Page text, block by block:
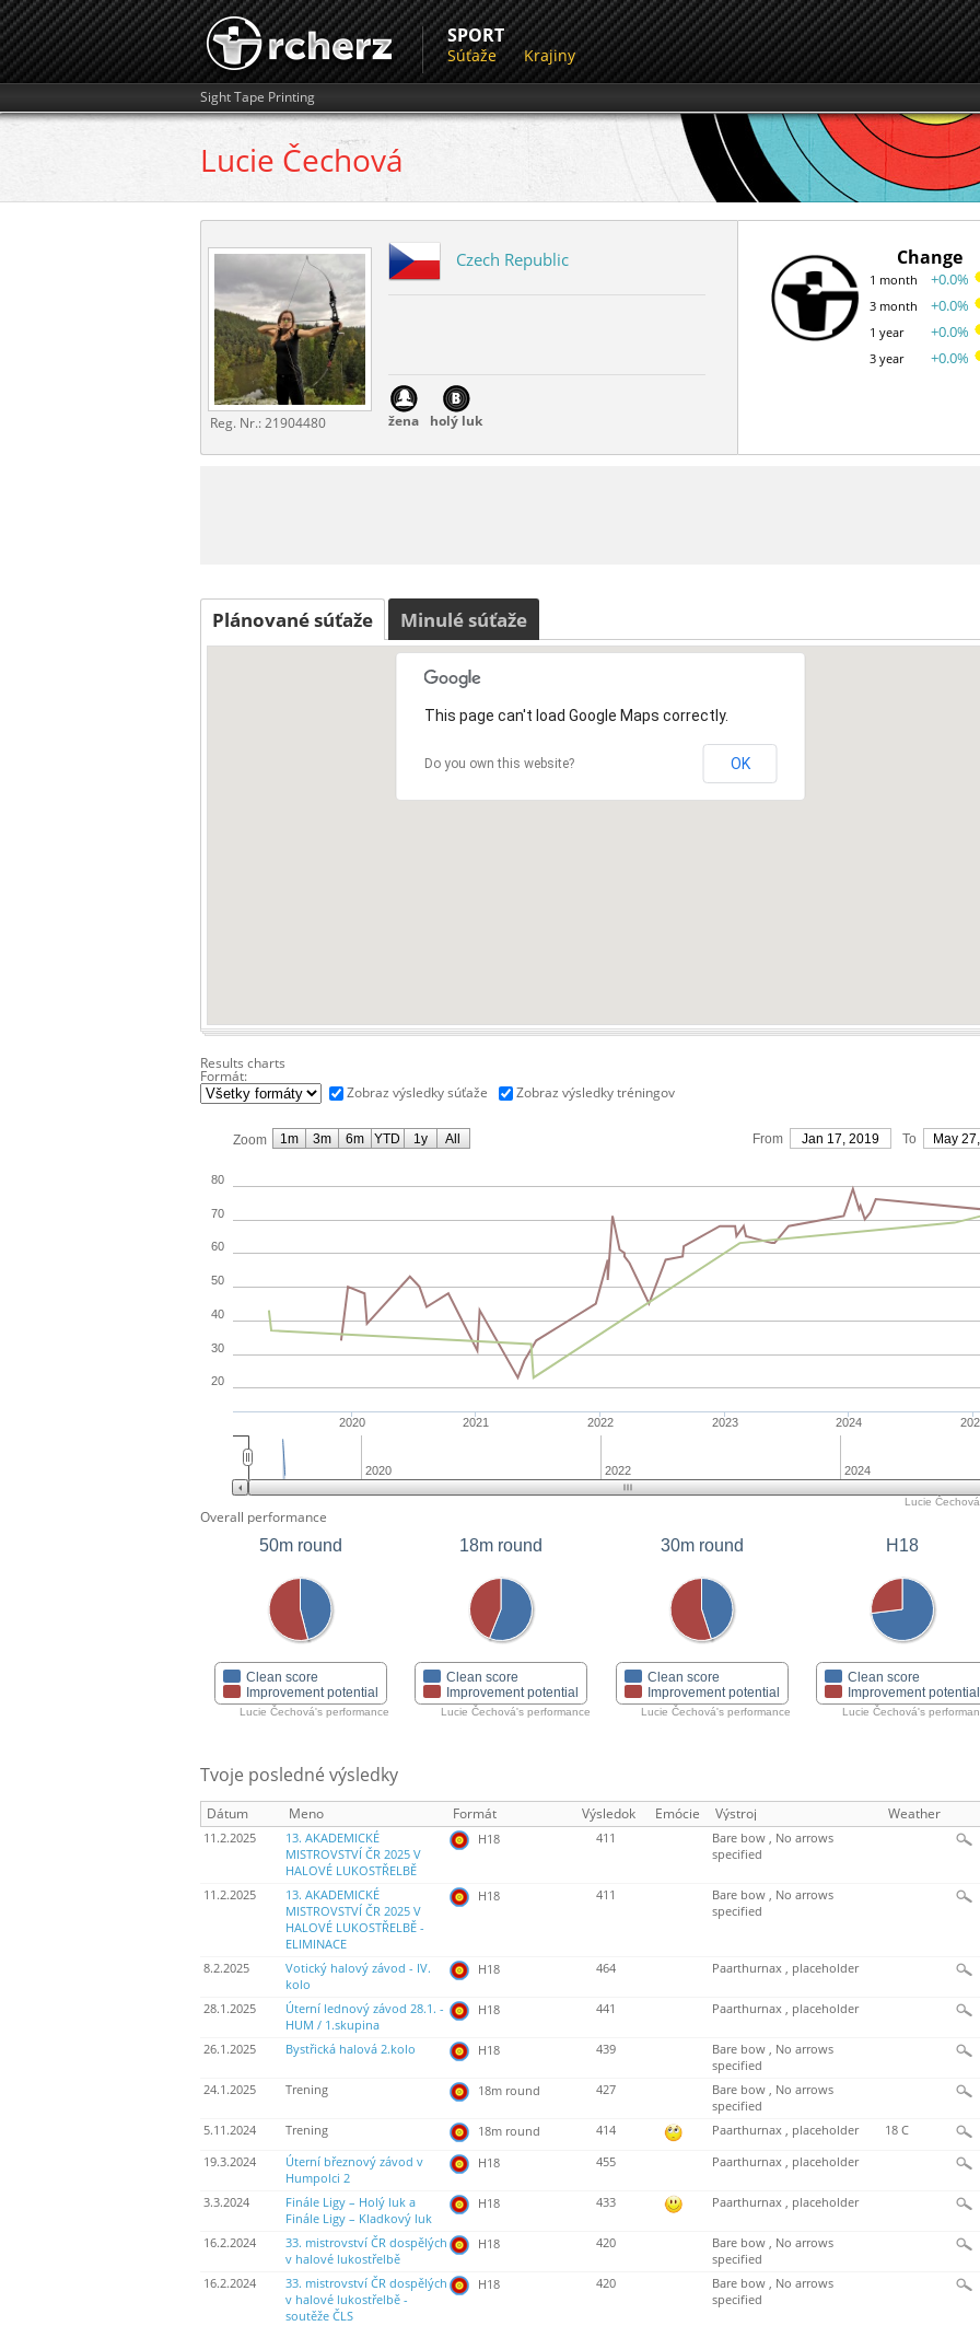
SPORT
Súťaže Krajiny
Sight Tape Printing
Lucie Čechová
Reg. Nr.:21904480
Czech Republic
žena holý luk
Change
1 month
3 month
1 year
3 year
+0.0%
+0.0%
+0.0%
+0.0%
Plánované súťaže Minulé súťaže
This page can't load Google Maps correctly.
Do you own this website? OK
Results charts
Formát:
Zobraz výsledky súťaže
Zobraz výsledky tréningov
Zoom From Jan 17, 2019 To May
2020 2021 2022 2023 2024
20
30
40
50
60
70
80
2020 2022 2024
1m 3m 6m YTD 1y All
Lucie
Overall performance
50m round
Clean score
Improvement potential
Lucie Čechová's performance
18m round
Clean score
Improvement potential
Lucie Čechová's performance
30m round
Clean score
Improvement potential
Lucie Čechová's performance
H18
Clean score
Improvement potential
Lucie Čechová's
Tvoje posledné výsledky
Dátum Meno Formát Výsledok Emócie Výstroj Weather
11.2.2025
13. AKADEMICKÉ
MISTROVSTVÍ ČR 2025 V
HALOVÉ LUKOSTŘELBĚ
H18 411
Bare bow , No arrows
specified
11.2.2025
13. AKADEMICKÉ
MISTROVSTVÍ ČR 2025 V
HALOVÉ LUKOSTŘELBĚ -
ELIMINACE
H18 411
Bare bow , No arrows
specified
8.2.2025
Votický halový závod - IV.
kolo
H18 464 Paarthurnax , placeholder
28.1.2025
Úterní lednový závod 28.1. -
HUM / 1.skupina
H18 441 Paarthurnax , placeholder
26.1.2025 Bystřická halová 2.kolo H18 439
Bare bow , No arrows
specified
24.1.2025
Trening 18m round 427
Bare bow , No arrows
specified
5.11.2024
Trening 18m round 414 Paarthurnax , placeholder 18 C
19.3.2024
Úterní březnový závod v
Humpolci 2
H18 455 Paarthurnax , placeholder
3.3.2024
Finále Ligy – Holý luk a
Finále Ligy – Kladkový luk
H18 433 Paarthurnax , placeholder
16.2.2024
33. mistrovství ČR dospělých
v halové lukostřelbě
H18 420
Bare bow , No arrows
specified
16.2.2024
33. mistrovství ČR dospělých
v halové lukostřelbě -
soutěže ČLS
H18 420
Bare bow , No arrows
specified